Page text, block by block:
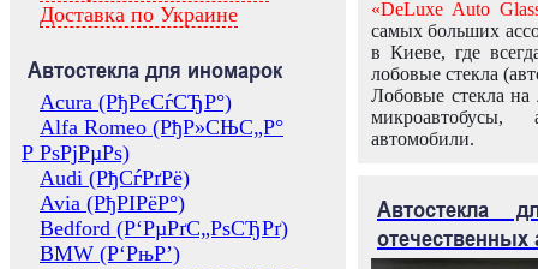
Доставка по Украине
Автостекла для иномарок
Acura (РђРєСѓСЂР°)
Alfa Romeo (РђР»СЊС„Р°
Р РѕРјРµРѕ)
Audi (РђСѓРґРё)
Avia (РђРІРёР°)
Bedford (Р‘РµРґС„РѕСЂРґ)
BMW (Р‘РњР’)
«DeLuxe Auto
самых больших
в Киеве, где
лобовые стекла
Лобовые стекла на
микроавтобусы,
автомобили.
Автостекла
отечественных